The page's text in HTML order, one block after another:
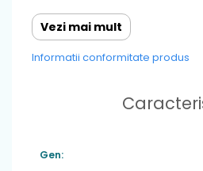
Talpa: moale,flexibila si
alunecare, îi permite
și să meargă cu
sa se dezechilibreze.
Vezi mai mult
Informatii conformitate produs
Gen: